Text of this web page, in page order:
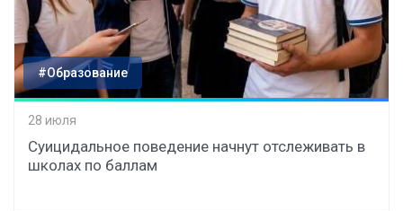
#Образование
28 июля
Суицидальное поведение начнут отслеживать в
школах по баллам